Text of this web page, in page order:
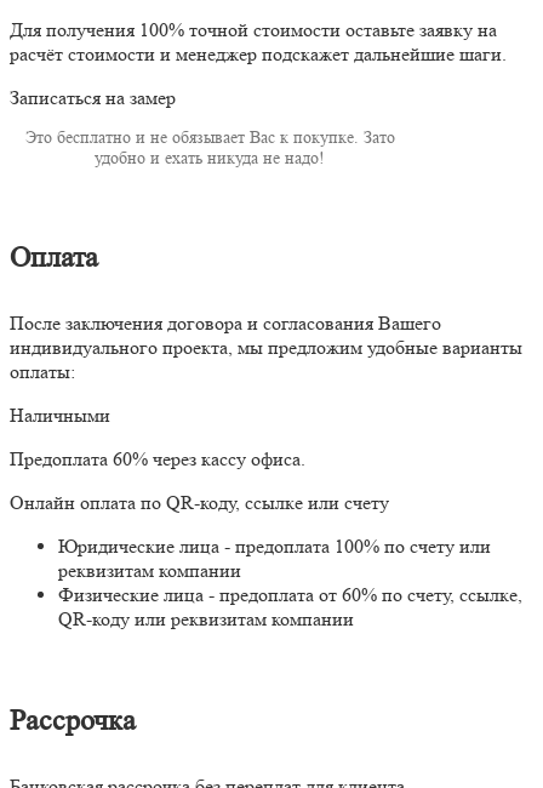
Для получения 100% точной стоимости оставьте заявку на
расчёт стоимости и менеджер подскажет дальнейшие шаги.
Записаться на замер
Это бесплатно и не обязывает Вас к покупке. Зато
удобно и ехать никуда не надо!
Оплата
После заключения договора и согласования Вашего
индивидуального проекта, мы предложим удобные варианты
оплаты:
Наличными
Предоплата 60% через кассу офиса.
Онлайн оплата по QR-коду, ссылке или счету
Юридические лица - предоплата 100% по счету или
реквизитам компании
Физические лица - предоплата от 60% по счету, ссылке,
QR-коду или реквизитам компании
Рассрочка